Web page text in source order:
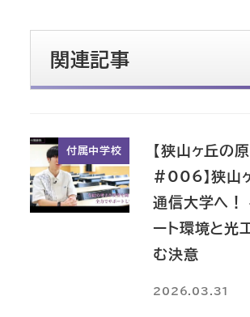
関連記事
付属中学校
【狭山ヶ丘の
#006】狭山
通信大学へ！
ート環境と光
む決意
2026.03.31